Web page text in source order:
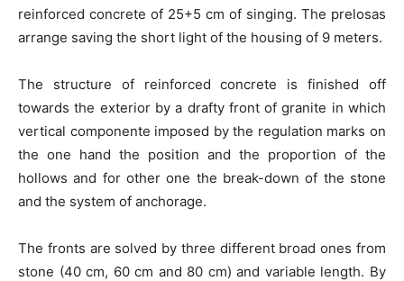
reinforced concrete of 25+5 cm of singing. The prelosas
arrange saving the short light of the housing of 9 meters.
The structure of reinforced concrete is finished off
towards the exterior by a drafty front of granite in which
vertical componente imposed by the regulation marks on
the one hand the position and the proportion of the
hollows and for other one the break-down of the stone
and the system of anchorage.
The fronts are solved by three different broad ones from
stone (40 cm, 60 cm and 80 cm) and variable length. By